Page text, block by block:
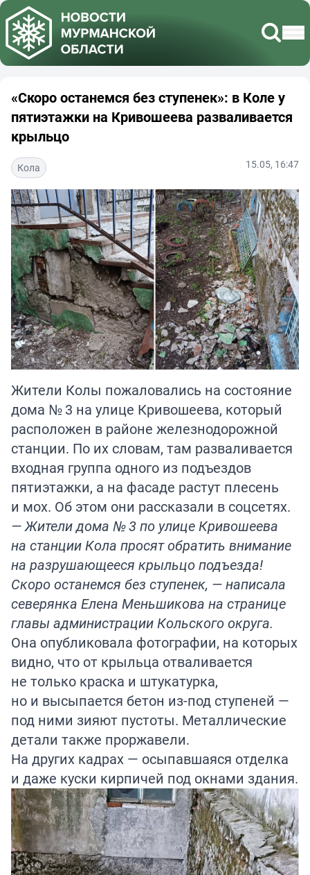
«Скоро останемся без ступенек»: в Коле у
пятиэтажки на Кривошеева разваливается
крыльцо
Кола 15.05, 16:47
Жители Колы пожаловались на состояние
дома № 3 на улице Кривошеева, который
расположен в районе железнодорожной
станции. По их словам, там разваливается
входная группа одного из подъездов
пятиэтажки, а на фасаде растут плесень
и мох. Об этом они рассказали в соцсетях.
— Жители дома № 3 по улице Кривошеева
на станции Кола просят обратить внимание
на разрушающееся крыльцо подъезда!
Скоро останемся без ступенек, — написала
северянка Елена Меньшикова на странице
главы администрации Кольского округа.
Она опубликовала фотографии, на которых
видно, что от крыльца отваливается
не только краска и штукатурка,
но и высыпается бетон из-под ступеней —
под ними зияют пустоты. Металлические
детали также проржавели.
На других кадрах — осыпавшаяся отделка
и даже куски кирпичей под окнами здания.